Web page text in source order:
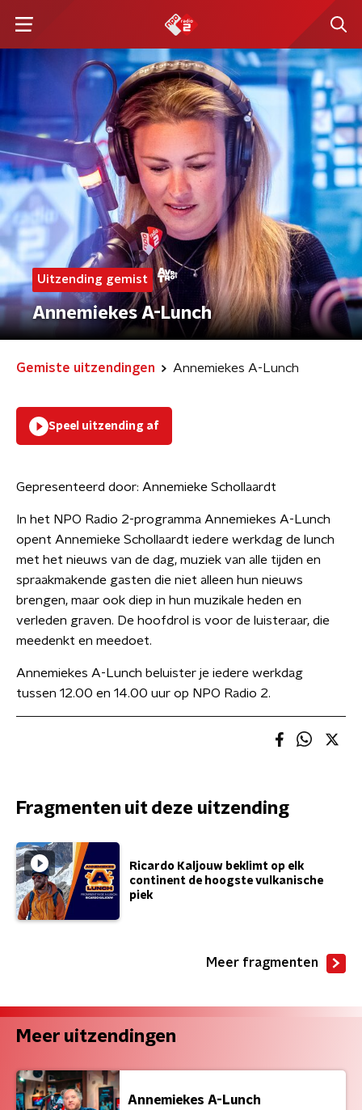
Uitzending gemist
Annemiekes A-Lunch
Gemiste uitzendingen Annemiekes A-Lunch
Speel uitzending af
Gepresenteerd door: Annemieke Schollaardt
In het NPO Radio 2-programma Annemiekes A-Lunch
opent Annemieke Schollaardt iedere werkdag de lunch
met het nieuws van de dag, muziek van alle tijden en
spraakmakende gasten die niet alleen hun nieuws
brengen, maar ook diep in hun muzikale heden en
verleden graven. De hoofdrol is voor de luisteraar, die
meedenkt en meedoet.
Annemiekes A-Lunch beluister je iedere werkdag
tussen 12.00 en 14.00 uur op NPO Radio 2.
Fragmenten uit deze uitzending
Ricardo Kaljouw beklimt op elk
continent de hoogste vulkanische
piek
Meer fragmenten
Meer uitzendingen
Annemiekes A-Lunch